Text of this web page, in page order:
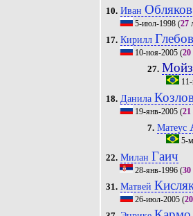
10. ИванОбляков
5-июл-1998 (27
17. Кирилл Глебов
10-ноя-2005 (20
27.
18. Данила
19-янв-2005 (21
7. Матеус
5-
22. Милан Гаич
28-янв-1996 (30
31. Матвей
26-июл-2005 (20